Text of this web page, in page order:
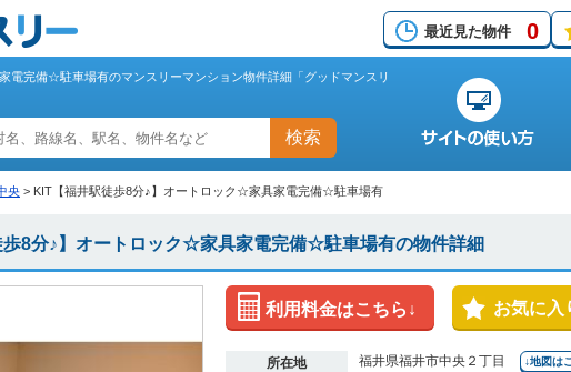
最近見た物件 0
電完備☆駐車場有のマンスリーマンション物件詳細「グッドマンスリ
検索
央 > KIT【福井駅徒歩8分♪】オートロック☆家具家電完備☆駐車場有
歩8分♪】オートロック☆家具家電完備☆駐車場有の物件詳細
利用料金はこちら↓ お気に入
所在地 福井県福井市中央２丁目 ↓地図は